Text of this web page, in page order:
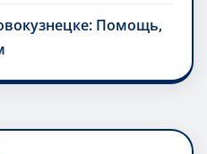
Помощь,